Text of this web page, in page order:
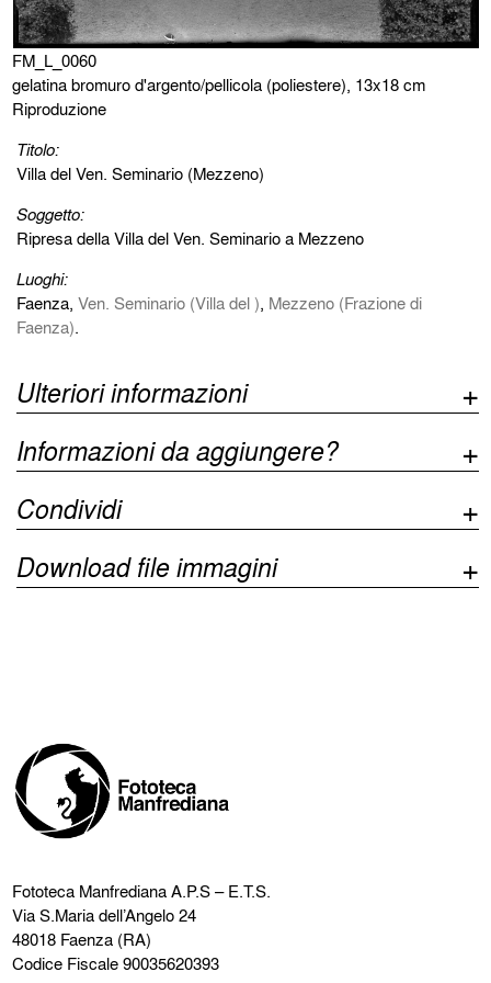
FM_L_0060
gelatina bromuro d'argento/pellicola (poliestere), 13x18 cm
Riproduzione
Titolo:
Villa del Ven. Seminario (Mezzeno)
Soggetto:
Ripresa della Villa del Ven. Seminario a Mezzeno
Luoghi:
Faenza,Ven. Seminario (Villa del ), Mezzeno (Frazione di
Faenza).
Ulteriori informazioni
Informazioni da aggiungere?
Condividi
Download file immagini
Fototeca ManfredianaA.P.S – E.T.S.
Via S.Maria dell’Angelo 24
48018 Faenza (RA)
Codice Fiscale 90035620393